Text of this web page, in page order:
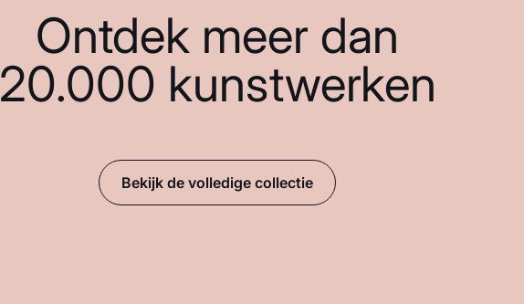
Ontdek meer dan
20.000 kunstwerken
Bekijk de volledige collectie